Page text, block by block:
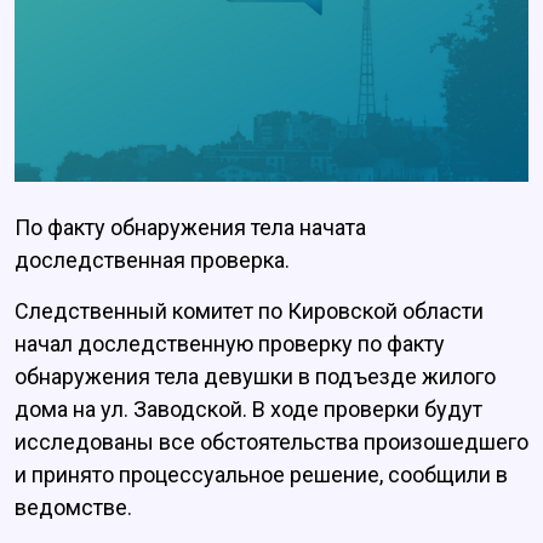
По факту обнаружения тела начата
доследственная проверка.
Следственный комитет по Кировской области
начал доследственную проверку по факту
обнаружения тела девушки в подъезде жилого
дома на ул. Заводской. В ходе проверки будут
исследованы все обстоятельства произошедшего
и принято процессуальное решение, сообщили в
ведомстве.